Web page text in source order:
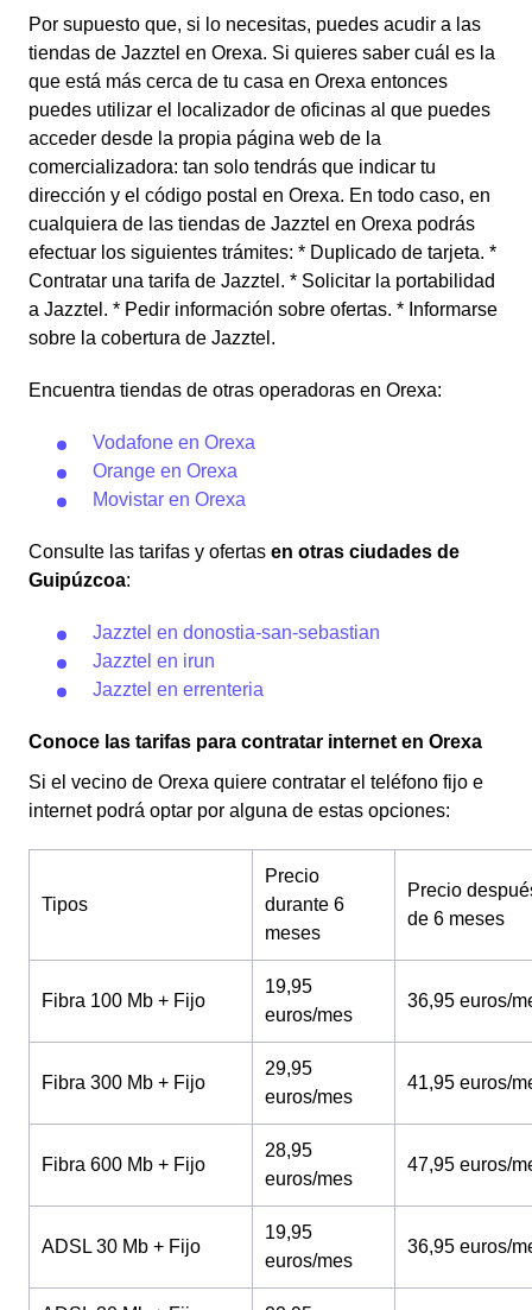
Por supuesto que, si lo necesitas, puedes acudir a las
tiendas de Jazztel en Orexa. Si quieres saber cuál es la
que está más cerca de tu casa en Orexa entonces
puedes utilizar el localizador de oficinas al que puedes
acceder desde la propia página web de la
comercializadora: tan solo tendrás que indicar tu
dirección y el código postal en Orexa. En todo caso, en
cualquiera de las tiendas de Jazztel en Orexa podrás
efectuar los siguientes trámites: * Duplicado de tarjeta. *
Contratar una tarifa de Jazztel. * Solicitar la portabilidad
a Jazztel. * Pedir información sobre ofertas. * Informarse
sobre la cobertura de Jazztel.
Encuentra tiendas de otras operadoras en Orexa:
Vodafone en Orexa
Orange en Orexa
Movistar en Orexa
Consulte las tarifas y ofertas en otras ciudades de
Guipúzcoa:
Jazztel en donostia-san-sebastian
Jazztel en irun
Jazztel en errenteria
Conoce las tarifas para contratar internet en Orexa
Si el vecino de Orexa quiere contratar el teléfono fijo e
internet podrá optar por alguna de estas opciones:
Tipos
Precio
durante 6
meses
Precio
de 6 meses
Fibra 100 Mb + Fijo
19,95
euros/mes
36,95 euros/
Fibra 300 Mb + Fijo
29,95
euros/mes
41,95 euros/
Fibra 600 Mb + Fijo
28,95
euros/mes
47,95 euros/
ADSL 30 Mb + Fijo
19,95
euros/mes
36,95 euros/